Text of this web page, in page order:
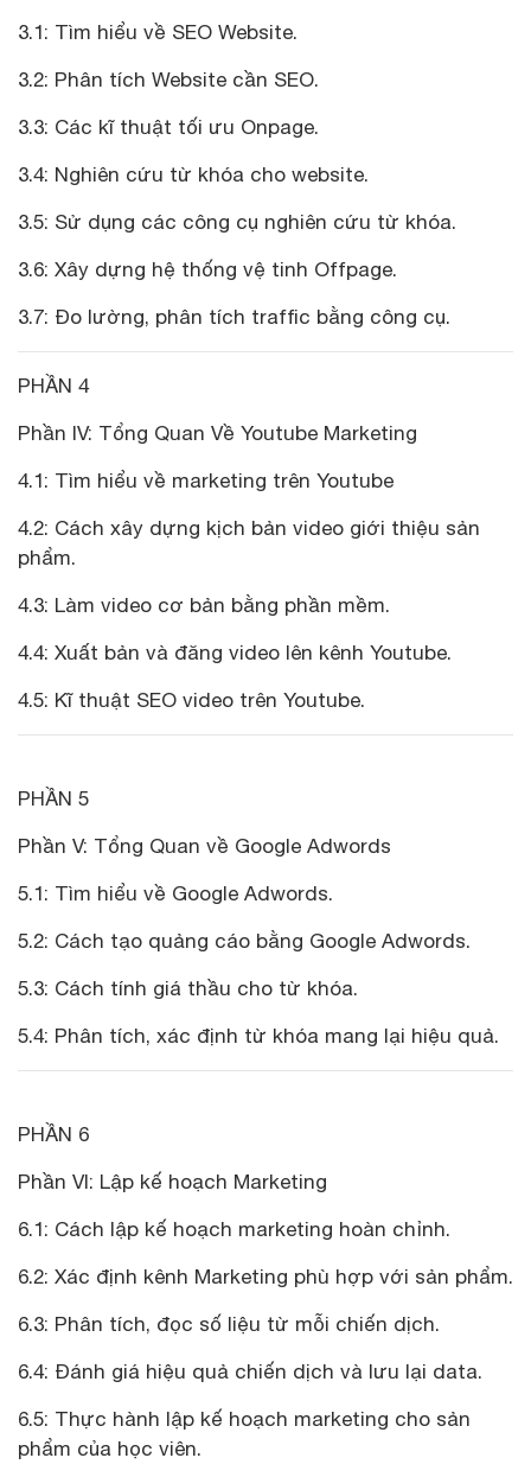
3.1: Tìm hiểu về SEO Website.
3.2: Phân tích Website cần SEO.
3.3: Các kĩ thuật tối ưu Onpage.
3.4: Nghiên cứu từ khóa cho website.
3.5: Sử dụng các công cụ nghiên cứu từ khóa.
3.6: Xây dựng hệ thống vệ tinh Offpage.
3.7: Đo lường, phân tích traffic bằng công cụ.
PHẦN 4
Phần IV: Tổng Quan Về Youtube Marketing
4.1: Tìm hiểu về marketing trên Youtube
4.2: Cách xây dựng kịch bản video giới thiệu sản
phẩm.
4.3: Làm video cơ bản bằng phần mềm.
4.4: Xuất bản và đăng video lên kênh Youtube.
4.5: Kĩ thuật SEO video trên Youtube.
PHẦN 5
Phần V: Tổng Quan về Google Adwords
5.1: Tìm hiểu về Google Adwords.
5.2: Cách tạo quảng cáo bằng Google Adwords.
5.3: Cách tính giá thầu cho từ khóa.
5.4: Phân tích, xác định từ khóa mang lại hiệu quả.
PHẦN 6
Phần VI: Lập kế hoạch Marketing
6.1: Cách lập kế hoạch marketing hoàn chỉnh.
6.2: Xác định kênh Marketing phù hợp với sản phẩm.
6.3: Phân tích, đọc số liệu từ mỗi chiến dịch.
6.4: Đánh giá hiệu quả chiến dịch và lưu lại data.
6.5: Thực hành lập kế hoạch marketing cho sản
phẩm của học viên.